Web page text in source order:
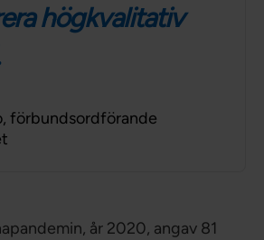
högkvalitativ
förbundsordförande
år 2020, angav 81